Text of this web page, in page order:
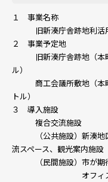
１ 事業名称
旧新湊庁舎跡地利活
２ 事業予定地
旧新湊庁舎跡地（本町
ル）
商工会議所敷地（本町
トル）
３ 導入施設
複合交流施設
（公共施設）新湊地区
流スペース、観光案内施設
（民間施設）市が期
オフィス機能（地